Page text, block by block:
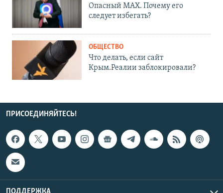
Опасный MAX. Почему его
следует избегать?
ОБЩЕСТВО
Что делать, если сайт
Крым.Реалии заблокировали?
ПРИСОЕДИНЯЙТЕСЬ!